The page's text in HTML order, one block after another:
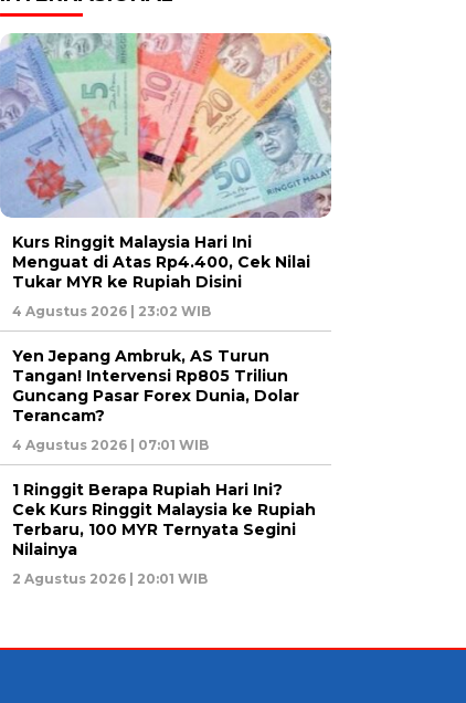
Kurs Ringgit Malaysia Hari Ini
Menguat di Atas Rp4.400, Cek Nilai
Tukar MYR ke Rupiah Disini
4 Agustus 2026 | 23:02 WIB
Yen Jepang Ambruk, AS Turun
Tangan! Intervensi Rp805 Triliun
Guncang Pasar Forex Dunia, Dolar
Terancam?
4 Agustus 2026 | 07:01 WIB
1 Ringgit Berapa Rupiah Hari Ini?
Cek Kurs Ringgit Malaysia ke Rupiah
Terbaru, 100 MYR Ternyata Segini
Nilainya
2 Agustus 2026 | 20:01 WIB